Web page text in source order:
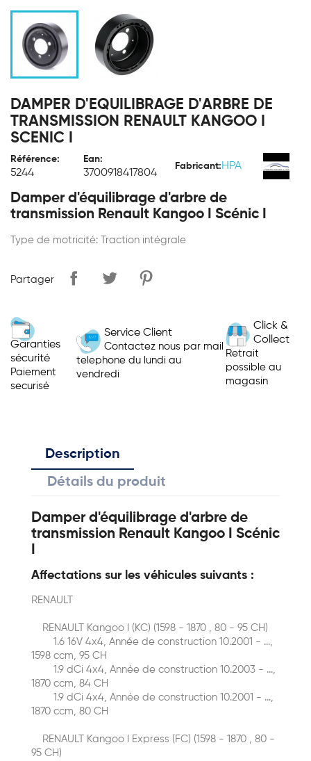
DAMPER D'EQUILIBRAGE D'ARBRE DE
TRANSMISSION RENAULT KANGOO I
SCENIC I
Référence:
5244
Ean:
3700918417804
Fabricant: HPA
Damper d'équilibrage d'arbre de
transmission Renault Kangoo I Scénic I
Type de motricité: Traction intégrale
Partager
Garanties
sécurité
Paiement
securisé
Service Client
Contactez nous par mail
telephone du lundi au
vendredi
Click &
Collect
Retrait
possible au
magasin
Description
Détails du produit
Damper d'équilibrage d'arbre de
transmission Renault Kangoo I Scénic
Affectations sur les véhicules suivants :
RENAULT
RENAULT Kangoo I (KC) (1598 - 1870 , 80 - 95 CH)
1.6 16V 4x4, Année de construction 10.2001 - ...,
1598 ccm, 95 CH
1.9 dCi 4x4, Année de construction 10.2003 - ...,
1870 ccm, 84 CH
1.9 dCi 4x4, Année de construction 10.2001 - ...,
1870 ccm, 80 CH
RENAULT Kangoo I Express (FC) (1598 - 1870 , 80 -
95 CH)